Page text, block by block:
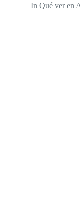
In Qué ver en